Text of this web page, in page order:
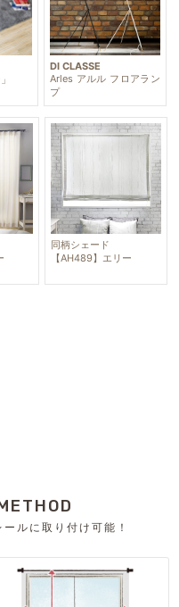
DI CLASSE
Arles アルル フロアラン
プ
同柄シェード
【AH489】エリー
ルに取り付け可能！